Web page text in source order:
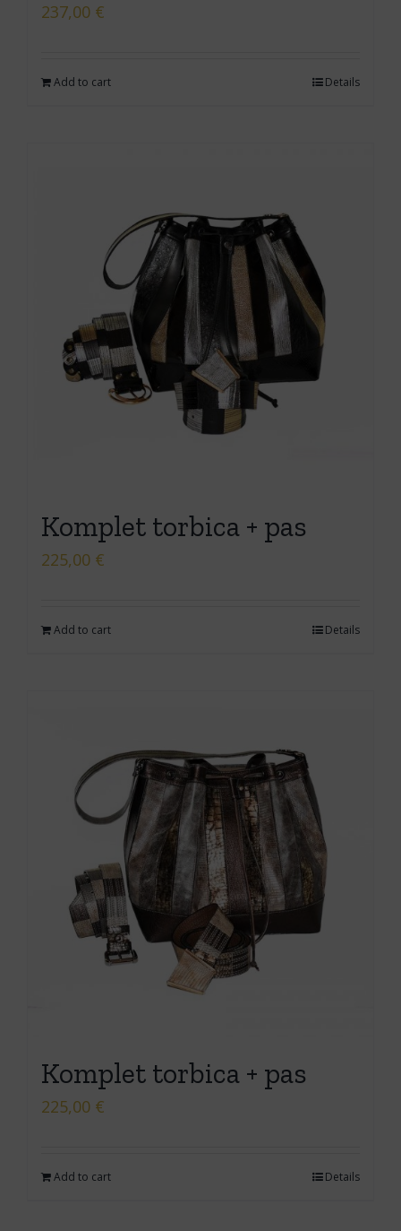
237,00 €
Add to cart Details
Komplet torbica + pas
225,00 €
Add to cart Details
Komplet torbica + pas
225,00 €
Add to cart Details